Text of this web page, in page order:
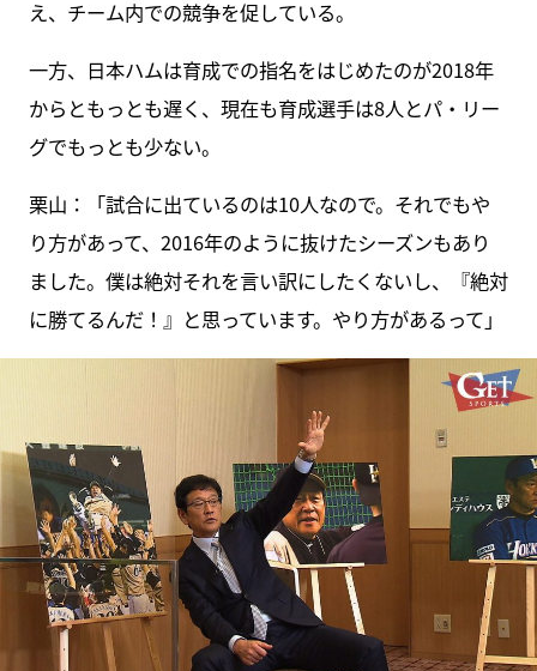
え、チーム内での競争を促している。
一方、日本ハムは育成での指名をはじめたのが2018年
からともっとも遅く、現在も育成選手は8人とパ・リー
グでもっとも少ない。
栗山：「試合に出ているのは10人なので。それでもや
り方があって、2016年のように抜けたシーズンもあり
ました。僕は絶対それを言い訳にしたくないし、『絶対
に勝てるんだ！』と思っています。やり方があるって」